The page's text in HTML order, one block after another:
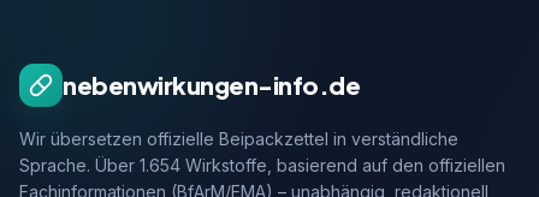
nebenwirkungen-info.de
Wir übersetzen offizielle Beipackzettel in verständliche
Sprache. Über 1.654 Wirkstoffe, basierend auf den offiziellen
Fachinformationen (BfArM/EMA) – unabhängig, redaktionell